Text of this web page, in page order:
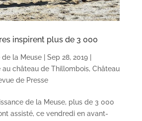
inspirent plus de 3 000
de la Meuse| Sep 28, 2019|
au château de Thillombois, Château
de Presse
de la Meuse, plus de 3 000
assisté, ce vendredi en avant-